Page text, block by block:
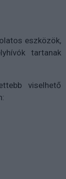
eszközök,
tartanak
viselhető